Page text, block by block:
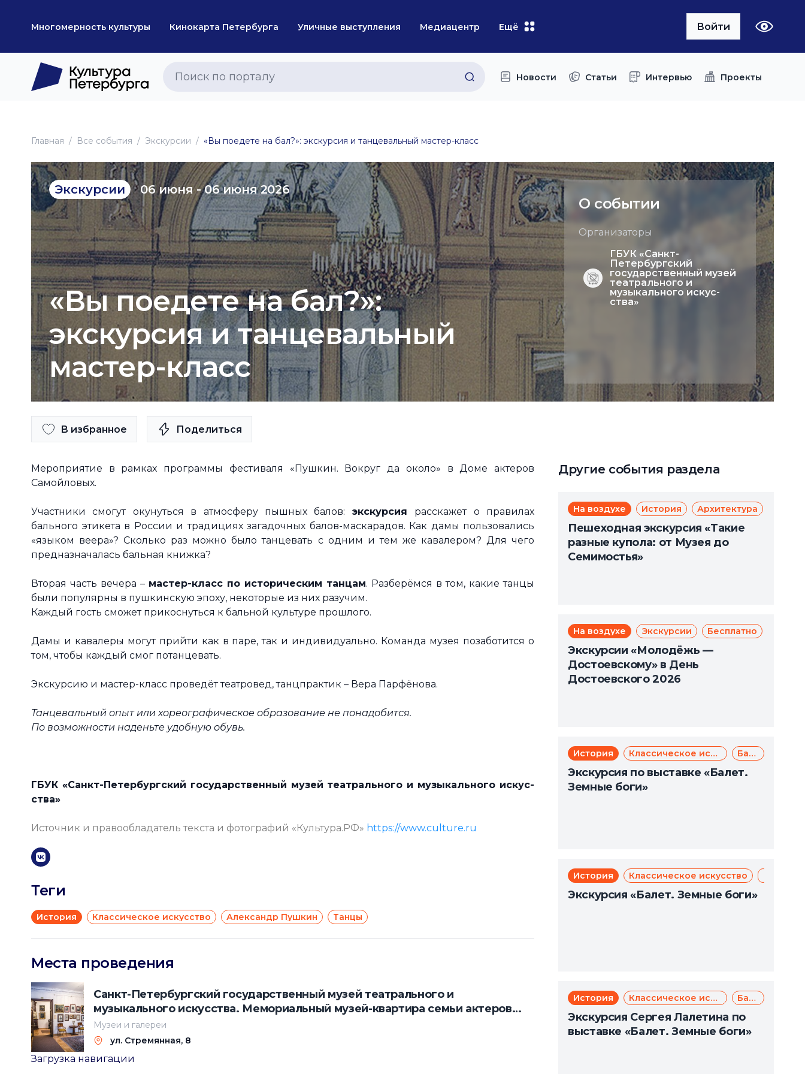
Многомерность культуры Кинокарта Петербурга Уличные выступления Медиацентр Ещё Войти
Новости Статьи Интервью Проекты
Главная Все события Экскурсии «Вы поедете на бал?»: экскурсия и танцевальный мастер-класс
Экскурсии 06 июня - 06 июня 2026
«Вы поедете на бал?»:
экскурсия и танцевальный
мастер-класс
О событии
Организаторы
ГБУК «Санкт-
Петербургский
государственный музей
театрального и
музыкального искус­
ства»
В избранное Поделиться
Мероприятие в рамках программы фестиваля «Пушкин. Вокруг да около» в Доме актеров
Самойловых.
Участники смогут окунуться в атмосферу пышных балов: экскурсия расскажет о правилах
бального этикета в России и традициях загадочных балов-маскарадов. Как дамы пользовались
«языком веера»? Сколько раз можно было танцевать с одним и тем же кавалером? Для чего
предназначалась бальная книжка?
Вторая часть вечера – мастер-класс по историческим танцам. Разберёмся в том, какие танцы
были популярны в пушкинскую эпоху, некоторые из них разучим.
Каждый гость сможет прикоснуться к бальной культуре прошлого.
Дамы и кавалеры могут прийти как в паре, так и индивидуально. Команда музея позаботится о
том, чтобы каждый смог потанцевать.
Экскурсию и мастер-класс проведёт театровед, танцпрактик – Вера Парфёнова.
Танцевальный опыт или хореографическое образование не понадобится.
По возможности наденьте удобную обувь.
ГБУК «Санкт-Петербургский государственный музей театрального и музыкального искус­
ства»
Источник и правообладатель текста и фотографий «Культура.РФ» https://www.culture.ru
Теги
История Классическое искусство Александр Пушкин Танцы
Места проведения
Санкт-Петербургский государственный музей театрального и
музыкального искусства. Мемориальный музей-квартира семьи актеров
Самойловых
Музеи и галереи
ул. Стремянная, 8
Загрузка навигации
Другие события раздела
На воздухе История Архитектура
Пешеходная экскурсия «Такие
разные купола: от Музея до
Семимостья»
На воздухе Экскурсии Бесплатно
Экскурсии «Молодёжь —
Достоевскому» в День
Достоевского 2026
История Классическое искусство Балет
Экскурсия по выставке «Балет.
Земные боги»
История Классическое искусство
Экскурсия «Балет. Земные боги»
История Классическое искусство Балет
Экскурсия Сергея Лалетина по
выставке «Балет. Земные боги»